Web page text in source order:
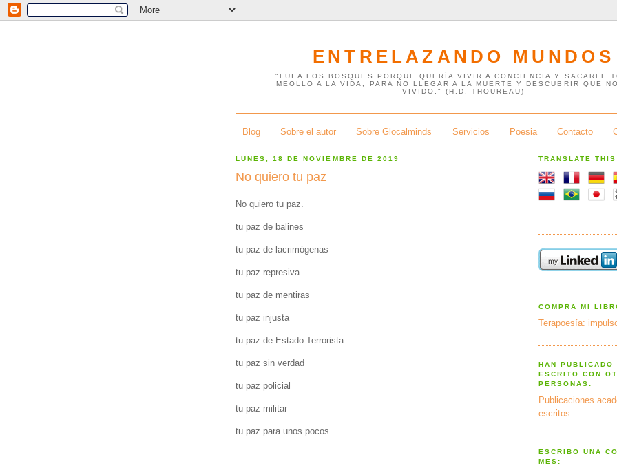
ENTRELAZANDO MUNDOS
"FUI A LOS BOSQUES PORQUE QUERÍA VIVIR A CONCIENCIA Y SACARLE
MEOLLO A LA VIDA, PARA NO LLEGAR A LA MUERTE Y DESCUBRIR QUE
VIVIDO." (H.D. THOUREAU)
Blog Sobre el autor Sobre Glocalminds Servicios Poesia Contacto
LUNES, 18 DE NOVIEMBRE DE 2019
No quiero tu paz
No quiero tu paz.
tu paz de balines
tu paz de lacrimógenas
tu paz represiva
tu paz de mentiras
tu paz injusta
tu paz de Estado Terrorista
tu paz sin verdad
tu paz policial
tu paz militar
tu paz para unos pocos.
TRANSLATE
COMPRA MI
Terapoesía:
HAN PUBLICADO
ESCRITO CON
PERSONAS:
Publicaciones
escritos
ESCRIBO UNA
MES: